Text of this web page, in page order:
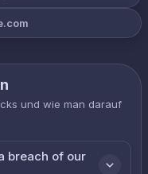
und wie man darauf
breach of our